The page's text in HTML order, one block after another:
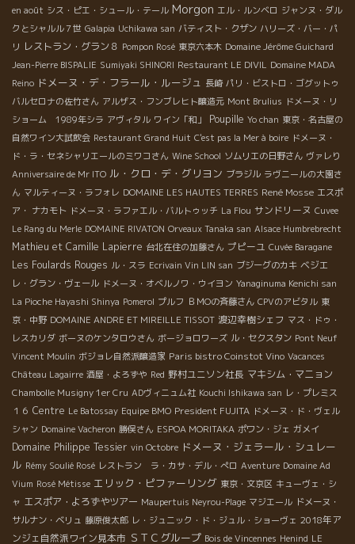
en août シス・ピエ・シュール・テール Morgon エル・ルンベロ ジャンヌ・ダル
クとシャルル７世 Galapia Uchikawa san バティスト・クザン ハリーズ・バー・パ
リ レストラン・グラン８ Pompon Rosé 東京六本木 Domaine Jérôme Guichard
Jean-Pierre BISPALIE Sumiyaki SHINORI Restaurant LE DIVIL Domaine MADA
Reino ドメーヌ・デ・フラール・ルージュ 長崎 パリ・ビストロ・ゴグットゥ
バルセロナの佐竹さん アルザス・フンブレヒト醸造元 Mont Brulius ドメーヌ・リ
ショーム 1989年シラ アヴィタル ワイン「和」 Poupille Yo chan 東京・名古屋の
自然ワイン大試飲会 Restaurant Grand Huit C'est pas la Mer à boire ドメーヌ・
ド・ラ・セネシャリエールのミワコさん Wine School ソムリエの日野さん ヴァレり
Anniversaire de Mr ITO ル・クロ・デ・グリヨン ブラジル ラヴニールの大園さ
ん マルティーヌ・ラフォレ DOMAINE LES HAUTES TERRES René Mosse エスポ
ア・ ナカモト ドメーヌ・ラファエル・バルトゥッチ La Flou サンドリーヌ Cuvee
Le Rang du Merle DOMAINE RIVATON Orveaux Tanaka san Alsace Humbrebrecht
Mathieu et Camille Lapierre 台北在住の加藤さん プピーユ Cuvée Baragane
Les Foulards Rouges ル・スラ Ecrivain Vin LIN san ブジーグのカキ ベジエ
レ・グラン・ヴェール ドメーヌ・オベルノワ・ウイヨン Yanaginuma Kenichi san
La Pioche Hayashi Shinya Pomerol プルフ ＢＭОの斉藤さん CPVのアビタル 東
京・中野 DOMAINE ANDRE ET MIREILLE TISSOT 渡辺幸樹シェフ マス・ドゥ・
レスカリダ ボーヌのケンタロウさん ボージョロワーズ ル・セクスタン Pont Neuf
Vincent Moulin ボジョレ自然派醸造家 Paris bistro Coinstot Vino Vacances
Château Lagairre 酒屋・よろずや Red 野村ユニソン社長 マキシム・マニョン
Chambolle Musigny 1er Cru ADヴィニュム社 Kouchi Ishikawa san レ・プレミス
１６ Centre Le Batossay Equipe BMO President FUJITA ドメーヌ・ド・ヴェル
シャン Domaine Vacheron 勝俣さん ESPOA MORITAKA ポワン・ジェ ガメイ
Domaine Philippe Tessier vin Octobre ドメーヌ・ジェラール・シュレー
ル Rémy Soulié Rosé レストラン ラ・カサ・デル・ぺロ Aventure Domaine Ad
Vium Rosé Métisse エリック・ピファーリング 東京・文京区 キューヴェ・シ
ャ エスポア・よろずやツアー Maupertuis Neyrou-Plage マジエール ドメーヌ・
サルナン・ベリュ 藤原俊太郎 レ・ジュニック・ド・ジュル・ショーヴェ 2018年ア
ンジェ自然派ワイン見本市 ＳＴＣグループ Bois de Vincennes Henind LE